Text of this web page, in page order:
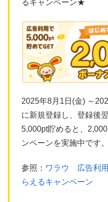
るキャンペーン★
2025年8月1日(金) ～
に新規登録し、登録後
5,000pt貯めると、
ンペーンを実施中です。
参照： ワラウ 広告利
らえるキャンペーン